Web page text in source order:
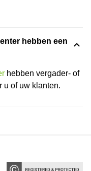
hebben een
hebben vergader- of
u of uw klanten.